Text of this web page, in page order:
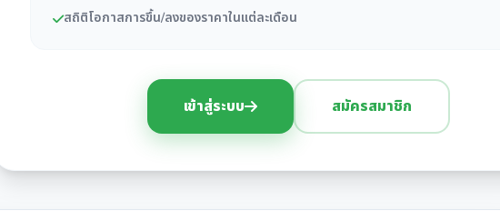
สถิติโอกาสการขึ้น/ลงของราคาในแต่ละเดือน
เข้าสู่ระบบ สมัครสมาชิก